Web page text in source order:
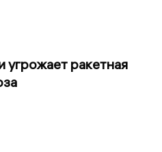
ракетная